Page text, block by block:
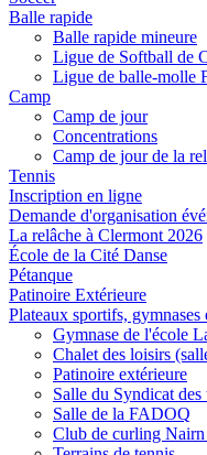
Balle rapide
Balle rapide mineure
Ligue de Softball de
Ligue de balle-molle
Camp
Camp de jour
Concentrations
Camp de jour de la
Tennis
Inscription en ligne
Demande d'organisation
La relâche à Clermont 2026
École de la Cité Danse
Pétanque
Patinoire Extérieure
Plateaux sportifs, gymnases
Gymnase de l'école
Chalet des loisirs
Patinoire extérieure
Salle du Syndicat
Salle de la FADOQ
Club de curling